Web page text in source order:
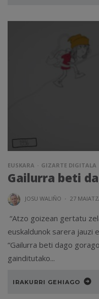
EUSKARA GIZARTE DIGITALA
Gailurra beti
JOSU WALIÑO · 27
“Atzo goizean gertatu
euskaldunok sarera jauzi
“Gailurra beti dago
gainditutako...
IRAKURRI GEHIAGO